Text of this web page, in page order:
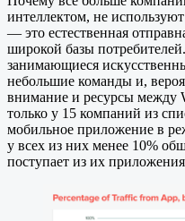
интеллектом, не
— это естественная
широкой базы
занимающиеся
небольшие команды и,
внимание и ресурсы между
только у 15 компаний из
мобильное приложение в
у всех из них менее 10%
поступает из их